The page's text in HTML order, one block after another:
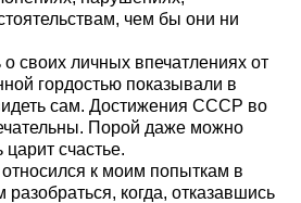
чем бы они ни
своих личных впечатлениях от
гордостью показывали в
сам. Достижения СССР во
Порой даже можно
царит счастье.
к моим попыткам в
когда, отказавшись